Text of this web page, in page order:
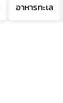
อาหารทะเล